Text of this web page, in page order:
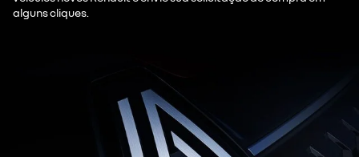
alguns cliques.